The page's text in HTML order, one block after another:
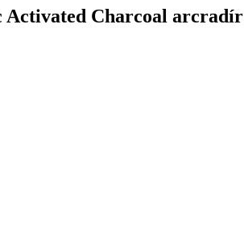
Activated Charcoal arcradír